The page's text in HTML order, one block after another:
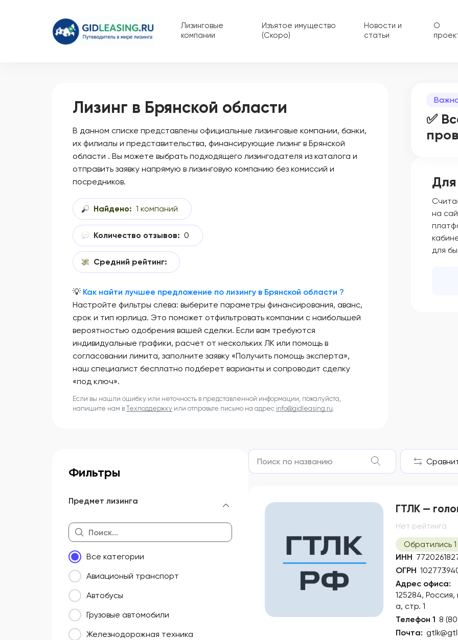
Лизинговые
компании
Изъятое имущество
(Скоро)
Новости и
статьи
О
Лизинг в Брянской области
В данном списке представлены официальные лизинговые компании, банки,
их филиалы и представительства, финансирующие лизинг в Брянской
области . Вы можете выбрать подходящего лизингодателя из каталога и
отправить заявку напрямую в лизинговую компанию без комиссий и
посредников.
Найдено: 1 компаний
Количество отзывов: 0
Средний рейтинг:
💡 Как найти лучшее предложение по лизингу в Брянской области ?
Настройте фильтры слева: выберите параметры финансирования, аванс,
срок и тип юрлица. Это поможет отфильтровать компании с наибольшей
вероятностью одобрения вашей сделки. Если вам требуются
индивидуальные графики, расчет от нескольких ЛК или помощь в
согласовании лимита, заполните заявку «Получить помощь эксперта»,
наш специалист бесплатно подберет варианты и сопроводит сделку
«под ключ».
Если вы нашли ошибку или неточность в представленной информации, пожалуйста,
напишите нам в Техподдержку или отправьте письмо на адрес info@gidleasing.ru.
✅
на
для
Фильтры
Предмет лизинга
Все категории
Авиационый транспорт
Автобусы
Грузовые автомобили
Железнодорожная техника
ГТЛК —
Нет рейтинга
Обратились
ИНН
ОГРН
Адрес офиса:
125284,
а, стр. 1
Телефон 1 8
Почта: